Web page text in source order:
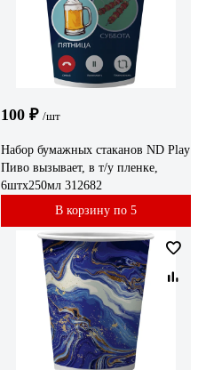
100 ₽ /шт
Набор бумажных стаканов ND Play
Пиво вызывает, в т/у пленке,
6штх250мл 312682
В корзину по 5